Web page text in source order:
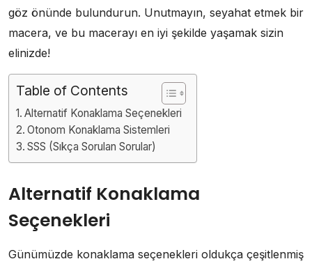
göz önünde bulundurun. Unutmayın, seyahat etmek bir
macera, ve bu macerayı en iyi şekilde yaşamak sizin
elinizde!
Table of Contents
Alternatif Konaklama Seçenekleri
Otonom Konaklama Sistemleri
SSS (Sıkça Sorulan Sorular)
Alternatif Konaklama
Seçenekleri
Günümüzde konaklama seçenekleri oldukça çeşitlenmiş